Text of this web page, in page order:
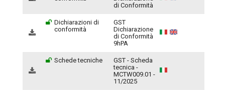
di Conformità
Dichiarazioni di
conformità
GST
Dichiarazione
di Conformità
9hPA
Schede tecniche
GST - Scheda
tecnica -
MCTW009.01 -
11/2025